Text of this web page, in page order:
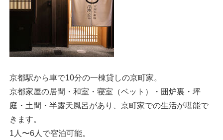
京都駅から車で10分の一棟貸しの京町家。
京都家屋の居間・和室・寝室（ベット）・囲炉裏・坪
庭・土間・半露天風呂があり、京町家での生活が堪能で
きます。
1人〜6人で宿泊可能。